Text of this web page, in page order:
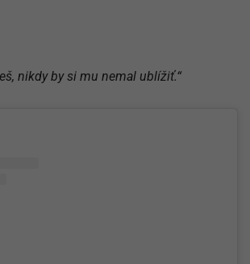
nikdy by si mu nemal ublížiť.“